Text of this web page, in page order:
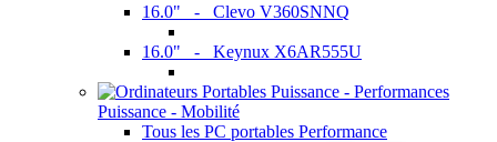
16.0" - Clevo V360SNNQ
16.0" - Keynux X6AR555U
Puissance - Mobilité
Tous les PC portables Performance